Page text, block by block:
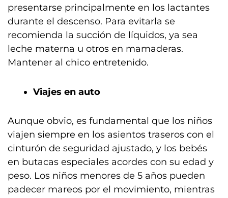
presentarse principalmente en los lactantes
durante el descenso. Para evitarla se
recomienda la succión de líquidos, ya sea
leche materna u otros en mamaderas.
Mantener al chico entretenido.
Viajes en auto
Aunque obvio, es fundamental que los niños
viajen siempre en los asientos traseros con el
cinturón de seguridad ajustado, y los bebés
en butacas especiales acordes con su edad y
peso. Los niños menores de 5 años pueden
padecer mareos por el movimiento, mientras